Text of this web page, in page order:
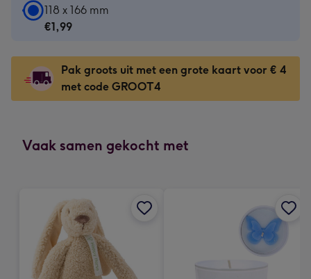
Ansichtkaart
-
-
118
x
-
166
mm
118 x 166 mm
€1,99
Pak groots uit met een grote kaart voor € 4
met code GROOT4
Vaak samen gekocht met